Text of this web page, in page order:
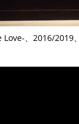
、2016/2019